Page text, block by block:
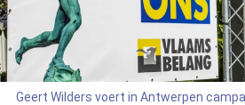
Geert Wilders voert in Antwerpen